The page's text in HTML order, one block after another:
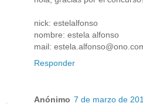
nick: estelalfonso
nombre: estela alfonso
mail:
Responder
Anónimo 7 de marzo de